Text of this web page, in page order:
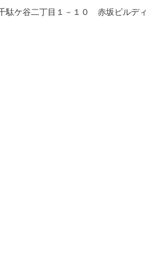
駄ケ谷二丁目１－１０ 赤坂ビルディ